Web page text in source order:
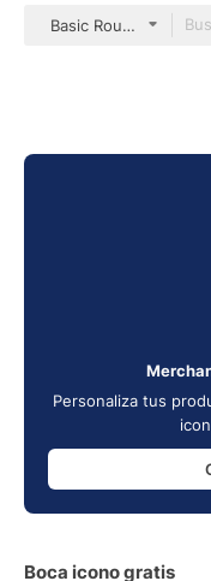
Basic Rounded Flat
Personaliza tus
Boca icono gratis